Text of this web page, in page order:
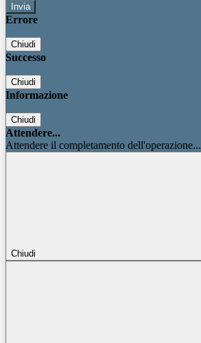
Errore
Chiudi
Successo
Chiudi
Informazione
Chiudi
Attendere...
Attendere il completamento dell'operazione...
Chiudi